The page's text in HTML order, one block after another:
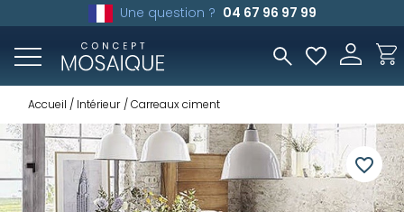
Une question ? 04 67 96 97 99
Accueil Intérieur Carreaux ciment
favorite_border